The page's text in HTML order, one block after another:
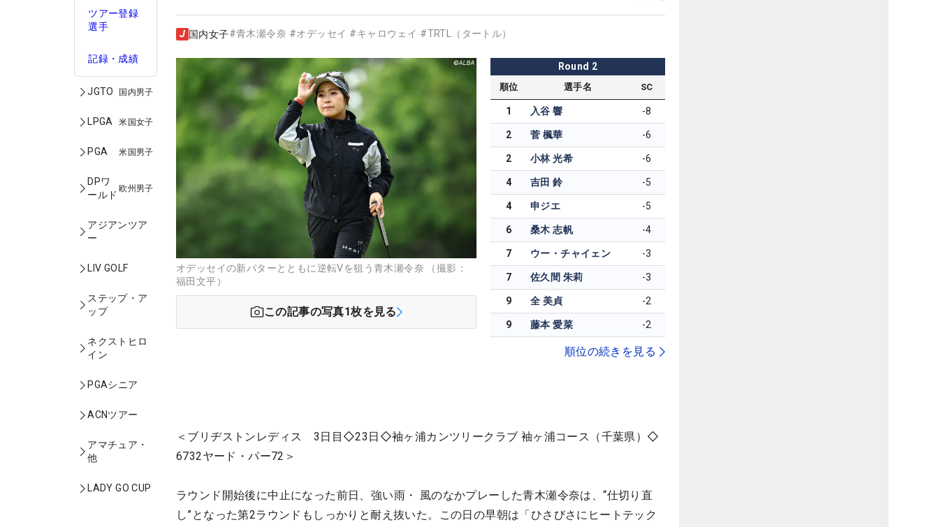
ツアー登録
選手
記録・成績
JGTO 国内男子
LPGA 米国女子
PGA 米国男子
DPワ
ールド
欧州男子
アジアンツア
ー
LIV GOLF
ステップ・ア
ップ
ネクストヒロ
イン
PGAシニア
ACNツアー
アマチュア・
他
LADY GO CUP
国内女子#青木瀬令奈 #オデッセイ #キャロウェイ #TRTL（タートル）
オデッセイの新パターとともに逆転Vを狙う青木瀬令奈 （撮影：
福田文平）
この記事の写真1枚を見る
Round 2
順位 選手名 SC
1 入谷 響 -8
2 菅 楓華 -6
2 小林 光希 -6
4 吉田 鈴 -5
4 申ジエ -5
6 桑木 志帆 -4
7 ウー・チャイェン -3
7 佐久間 朱莉 -3
9 全 美貞 -2
9 藤本 愛菜 -2
順位の続きを見る
＜ブリヂストンレディス 3日目◇23日◇袖ヶ浦カンツリークラブ 袖ヶ浦コース（千葉県）◇
6732ヤード・パー72＞
ラウンド開始後に中止になった前日、強い雨・ 風のなかプレーした青木瀬令奈は、“仕切り直
し”となった第2ラウンドもしっかりと耐え抜いた。この日の早朝は「ひさびさにヒートテック